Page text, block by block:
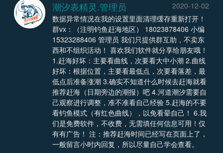
潮汐表精灵.管理员
2020-12-02
数据异常情况在我的设置里面清理缓存重新打开！
群vx：（注明钓鱼赶海地区） 18023878406 小编
15323288406 管理员 我们只提供群互助，不卖东
西和不组织活动！ 喜欢我们软件就分享给朋友哦！
1.赶海好坏：主要看曲线，次要看大中小潮 2.曲线
好坏：根据位置，主要看最低点，次要看落差，最
低点后准备涨潮 3.确实不知道什么时候去赶海就看
推荐赶海（日期旁边的潮报）吧 4.河道潮汐需要自
己观察进行调整，准不准看自己经验 5.赶海的不要
看钓鱼模式（有红色曲线），以免看晕自己！ 6.我
们是免费软件，不收费，无需填任何信息可用！仅
有有广告！ 注：推荐赶海时间已经写在页面上了，
一般留言小时内回复，所以尽量自己学会查看。